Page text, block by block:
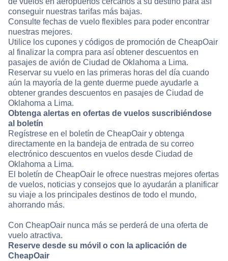
conseguir nuestras tarifas más bajas.
Consulte fechas de vuelo flexibles para poder encontrar
nuestras mejores.
Utilice los cupones y códigos de promoción de CheapOair
al finalizar la compra para así obtener descuentos en
pasajes de avión de Ciudad de Oklahoma a Lima.
Reservar su vuelo en las primeras horas del día cuando
aún la mayoría de la gente duerme puede ayudarle a
obtener grandes descuentos en pasajes de Ciudad de
Oklahoma a Lima.
Obtenga alertas en ofertas de vuelos suscribiéndose
al boletín
Regístrese en el boletín de CheapOair y obtenga
directamente en la bandeja de entrada de su correo
electrónico descuentos en vuelos desde Ciudad de
Oklahoma a Lima.
El boletín de CheapOair le ofrece nuestras mejores ofertas
de vuelos, noticias y consejos que lo ayudarán a planificar
su viaje a los principales destinos de todo el mundo,
ahorrando más.
Con CheapOair nunca más se perderá de una oferta de
vuelo atractiva.
Reserve desde su móvil o con la aplicación de
CheapOair